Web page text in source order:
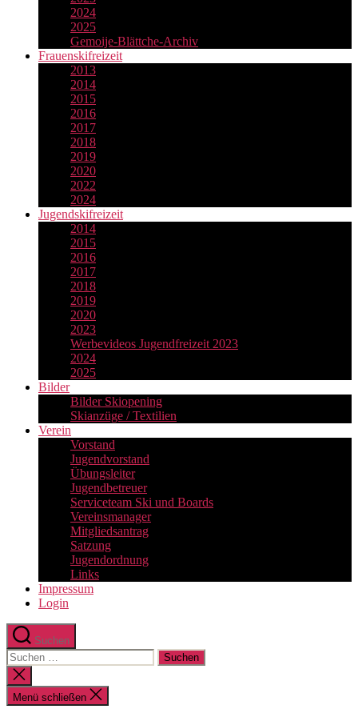
2024
2025
Gemoije-Blättche-Archiv
Frauenskifreizeit
2013
2014
2015
2016
2017
2018
2019
2020
2022
2024
Jugendskifreizeit
2014
2015
2016
2017
2018
2019
2020
2023
Werbevideos Jugendfreizeit 2023
2024
2025
Bilder
Bilder Skiopening
Skianzüge / Textilien
Verein
Vorstand
Jugendvorstand
Übungsleiter
Jugendbetreuer
Serviceteam Ski und Boards
Vereinsmanager
Mitgliedsantrag
Satzung
Jugendordnung
Links
Impressum
Login
Suchen
Suchen
nach:
Suche
schließen
Menü schließen